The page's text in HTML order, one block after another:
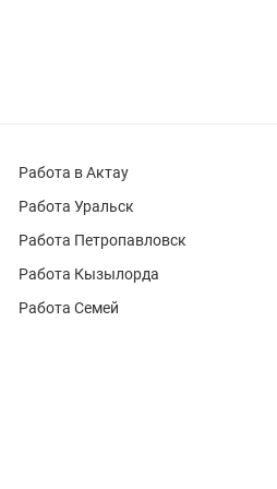
Работа в Актау
Работа Уральск
Работа Петропавловск
Работа Кызылорда
Работа Семей